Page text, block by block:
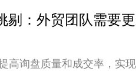
剔：外贸团队需要
高询盘质量和成交率，实